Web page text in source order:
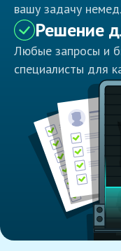
вашу задачу
Решение
Любые запросы и
специалисты для